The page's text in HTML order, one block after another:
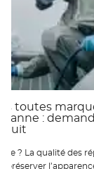
toutes
:
préserver